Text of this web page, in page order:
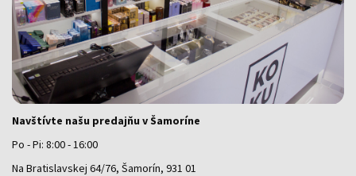
Navštívte našu predajňu v Šamoríne
Po - Pi: 8:00 - 16:00
Na Bratislavskej 64/76, Šamorín, 931 01